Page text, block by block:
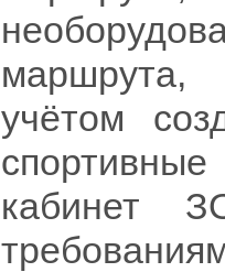
маршрута,
учётом
кабинет